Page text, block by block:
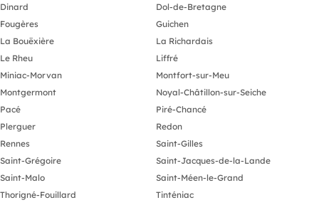
Dinard
Dol-de-Bretagne
Fougères
Guichen
La Bouëxière
La Richardais
Le Rheu
Liffré
Miniac-Morvan
Montfort-sur-Meu
Montgermont
Noyal-Châtillon-sur-Seiche
Pacé
Piré-Chancé
Plerguer
Redon
Rennes
Saint-Gilles
Saint-Grégoire
Saint-Jacques-de-la-Lande
Saint-Malo
Saint-Méen-le-Grand
Thorigné-Fouillard
Tinténiac